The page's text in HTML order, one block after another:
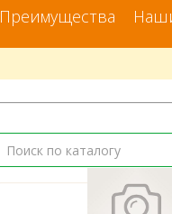
Преимущества